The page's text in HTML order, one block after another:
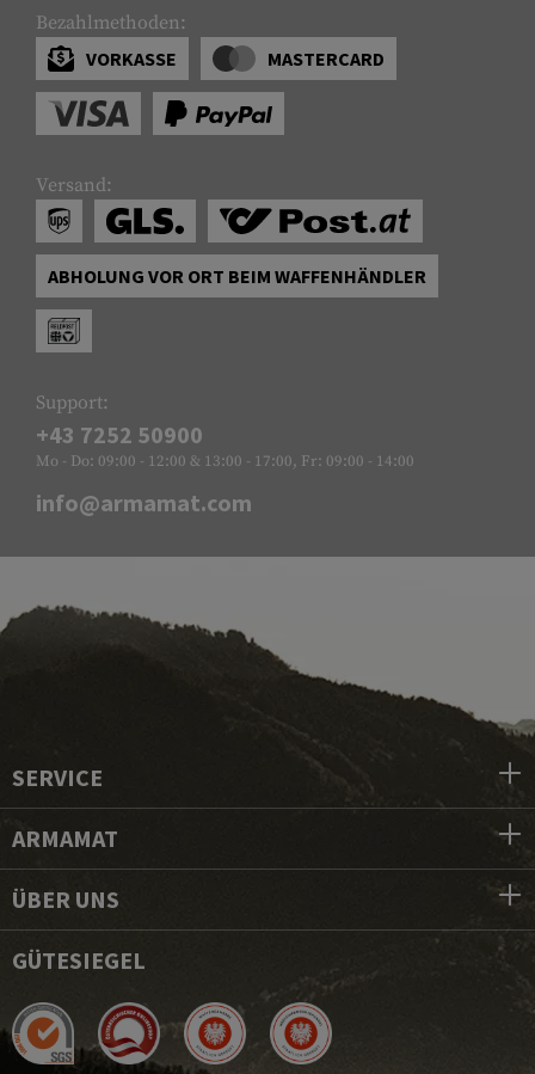
Bezahlmethoden:
VORKASSE
MASTERCARD
Versand:
ABHOLUNG VOR ORT BEIM WAFFENHÄNDLER
Support:
+43 7252 50900
Mo - Do: 09:00 - 12:00 & 13:00 - 17:00, Fr: 09:00 - 14:00
info@armamat.com
SERVICE
ARMAMAT
ÜBER UNS
GÜTESIEGEL